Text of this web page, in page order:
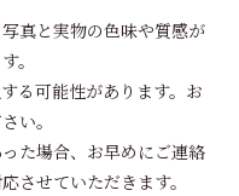
真と実物の色味や質感が
。
る可能性があります。お
い。
た場合、お早めにご連絡
させていただきます。